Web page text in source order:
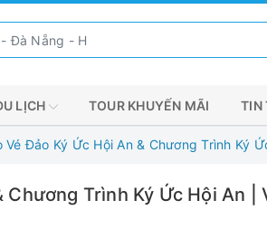
LỊCH TOUR KHUYẾN MÃI TIN
Đảo Ký Ức Hội An & Chương Trình Ký
Trình Ký Ức Hội An |